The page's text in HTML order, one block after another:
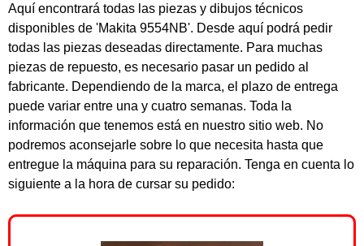
Aquí encontrará todas las piezas y dibujos técnicos
disponibles de 'Makita 9554NB'. Desde aquí podrá pedir
todas las piezas deseadas directamente. Para muchas
piezas de repuesto, es necesario pasar un pedido al
fabricante. Dependiendo de la marca, el plazo de entrega
puede variar entre una y cuatro semanas. Toda la
información que tenemos está en nuestro sitio web. No
podremos aconsejarle sobre lo que necesita hasta que
entregue la máquina para su reparación. Tenga en cuenta lo
siguiente a la hora de cursar su pedido: